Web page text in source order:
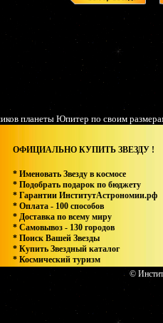
планеты Юпитер по своим
ОФИЦИАЛЬНО КУПИТЬ ЗВЕЗДУ !
* Именовать Звезду в космосе
* Подобрать подарок по бюджету
* Гарантии ИнститутАстрономии.рф
* Оплата - 100 способов
* Доставка по всему миру
* Самовывоз - 130 городов
* Поиск Вашей Звезды
* Купить Звездный каталог
* Космический туризм
©